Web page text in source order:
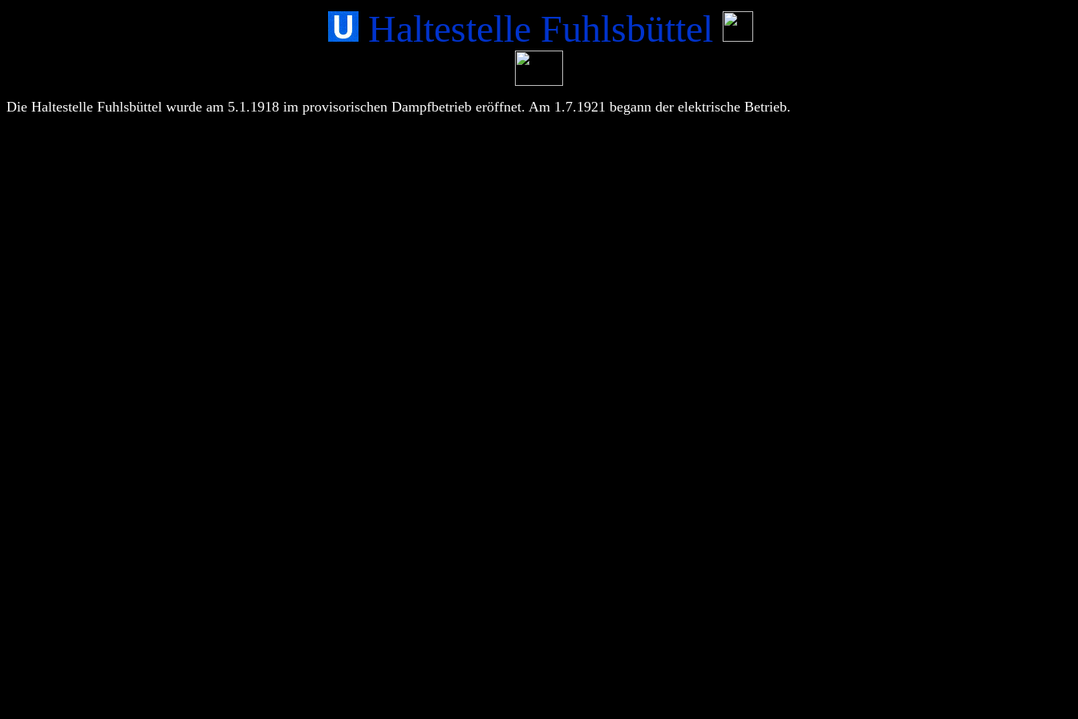
Haltestelle Fuhlsbüttel
Die Haltestelle Fuhlsbüttel wurde am 5.1.1918 im provisorischen Dampfbetrieb eröffnet. Am 1.7.1921 begann der elektrische Betrieb.